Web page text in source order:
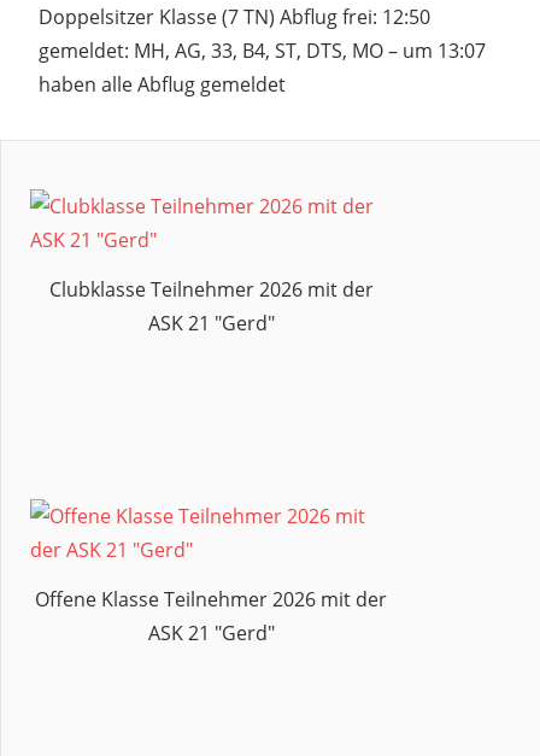
Doppelsitzer Klasse (7 TN) Abflug frei: 12:50
gemeldet: MH, AG, 33, B4, ST, DTS, MO – um 13:07
haben alle Abflug gemeldet
ABFLUGPHASE
BBSW
MÖNCHSHEIDE
Clubklasse Teilnehmer 2026 mit der
ASK 21 "Gerd"
Offene Klasse Teilnehmer 2026 mit der
ASK 21 "Gerd"